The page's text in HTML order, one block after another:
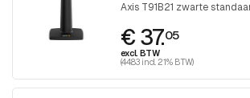
Axis T91B21 zwarte
€ 37.05
excl. BTW
(44.83 incl. 21% BTW)